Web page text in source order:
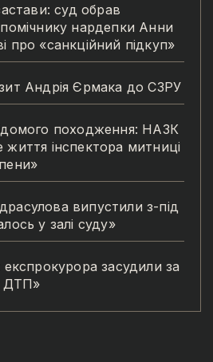
суд обрав
помічнику нардепки Анни
про «санкційний підкуп»
Андрія Єрмака до СЗРУ
походження: НАЗК
життя інспектора митниці
випустили з-під
у залі суду»
засудили за
ДТП»